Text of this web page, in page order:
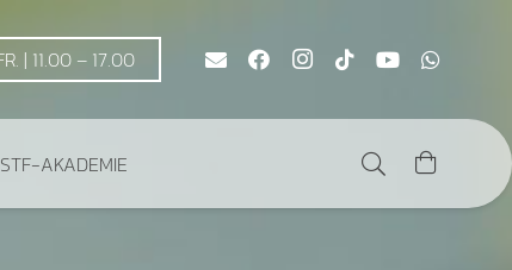
DI.-FR. | 11.00 – 17.00
STF-AKADEMIE